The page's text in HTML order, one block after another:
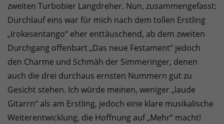
zweiten Turbobier Langdreher. Nun, zusammengefasst:
Durchlauf eins war für mich nach dem tollen Erstling
„Irokesentango“ eher enttäuschend, ab dem zweiten
Durchgang offenbart „Das neue Festament“ jedoch
den Charme und Schmäh der Simmeringer, denen
auch die drei durchaus ernsten Nummern gut zu
Gesicht stehen. Ich würde meinen, weniger „laude
Gitarrn“ als am Erstling, jedoch eine klare musikalische
Weiterentwicklung, die Hoffnung auf „Mehr“ macht!